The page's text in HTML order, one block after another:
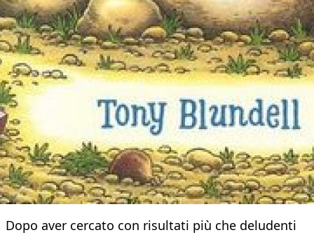
Dopo aver cercato con risultati più che deludenti